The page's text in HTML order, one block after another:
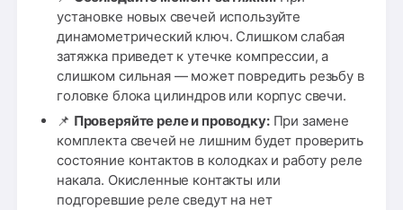
установке новых свечей используйте
динамометрический ключ. Слишком слабая
затяжка приведет к утечке компрессии, а
слишком сильная — может повредить резьбу в
головке блока цилиндров или корпус свечи.
📌 Проверяйте реле и проводку:При замене
комплекта свечей не лишним будет проверить
состояние контактов в колодках и работу реле
накала. Окисленные контакты или
подгоревшие реле сведут на нет